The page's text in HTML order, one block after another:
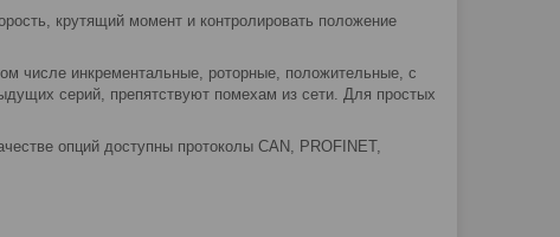
крутящий момент и контролировать положение
числе инкрементальные, роторные, положительные, с
серий, препятствуют помехам из сети. Для простых
опций доступны протоколы CAN, PROFINET,